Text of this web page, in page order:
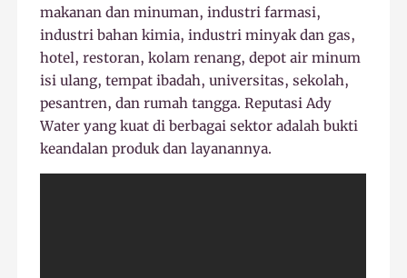
makanan dan minuman, industri farmasi,
industri bahan kimia, industri minyak dan gas,
hotel, restoran, kolam renang, depot air minum
isi ulang, tempat ibadah, universitas, sekolah,
pesantren, dan rumah tangga. Reputasi Ady
Water yang kuat di berbagai sektor adalah bukti
keandalan produk dan layanannya.